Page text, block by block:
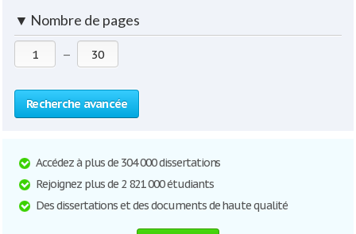
▼ Nombre de pages
—
Recherche avancée
Accédez à plus de 304 000 dissertations
Rejoignez plus de 2 821 000 étudiants
Des dissertations et des documents de haute qualité